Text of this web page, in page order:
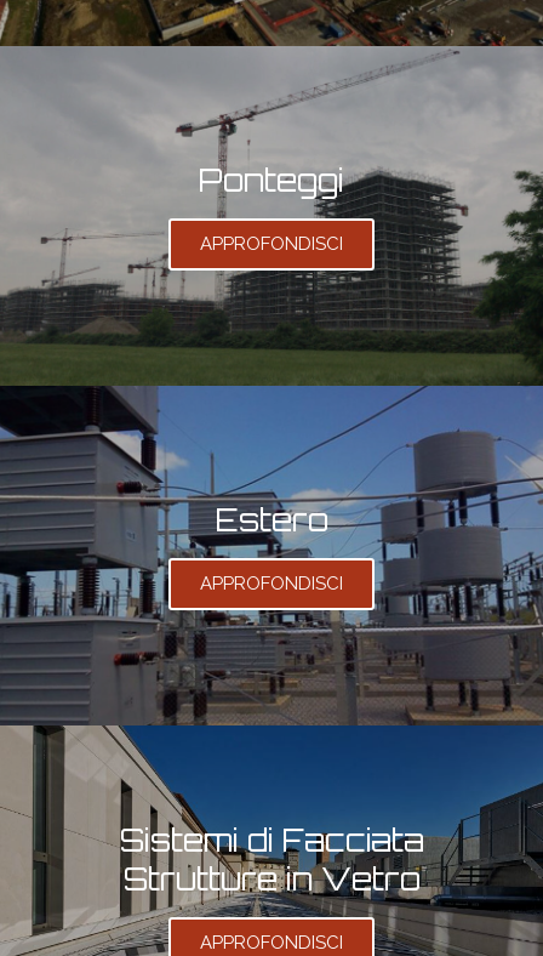
Ponteggi
APPROFONDISCI
Estero
APPROFONDISCI
Sistemi di Facciata
Strutture in Vetro
APPROFONDISCI